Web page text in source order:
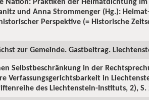
und Anna Strommenger (Hg.):
Perspektive (= Historische
zur Gemeinde. Gastbeitrag.
Selbstbeschränkung in der
Verfassungsgerichtsbarkeit in
des Liechtenstein-Instituts, 2), S.